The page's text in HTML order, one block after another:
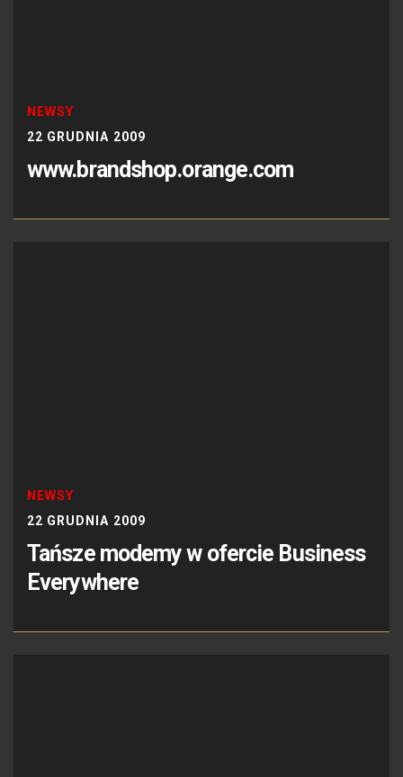
NEWSY
22 GRUDNIA 2009
www.brandshop.orange.com
NEWSY
22 GRUDNIA 2009
Tańsze modemy w ofercie Business
Everywhere